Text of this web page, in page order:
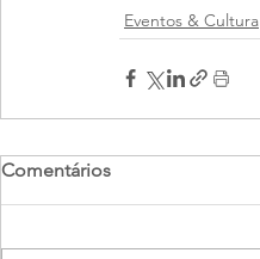
Eventos & Cultura
Comentários